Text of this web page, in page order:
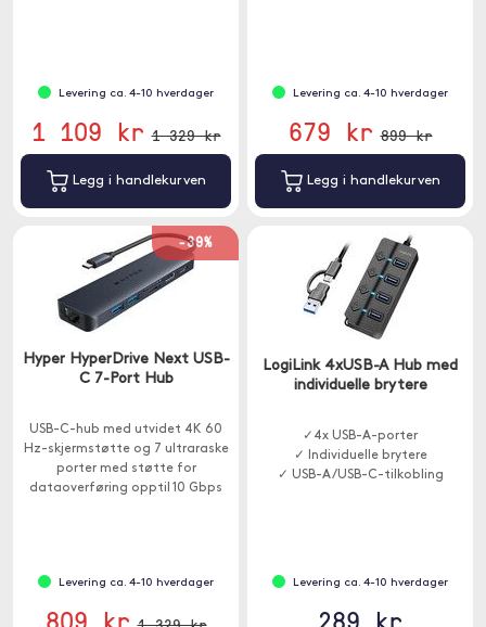
Levering ca. 4-10 hverdager
1 109 kr 1 329 kr
Legg i handlekurven
Levering ca. 4-10 hverdager
679 kr 899 kr
Legg i handlekurven
-39%
Hyper HyperDrive Next USB-
C 7-Port Hub
USB-C-hub med utvidet 4K 60
Hz-skjermstøtte og 7 ultraraske
porter med støtte for
dataoverføring opptil 10 Gbps
Levering ca. 4-10 hverdager
LogiLink 4xUSB-A Hub med
individuelle brytere
✓4x USB-A-porter
✓ Individuelle brytere
✓ USB-A/USB-C-tilkobling
Levering ca. 4-10 hverdager